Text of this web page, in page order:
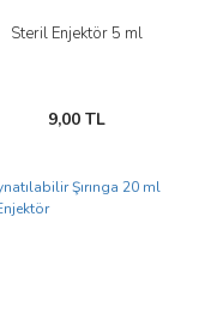
Steril Enjektör 5 ml
9,00 TL